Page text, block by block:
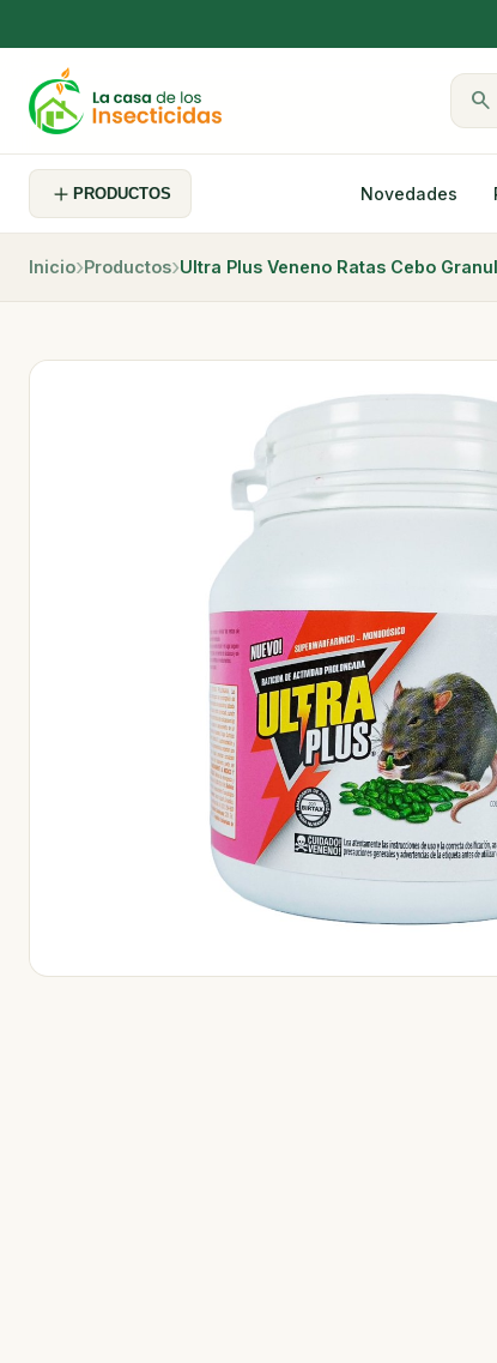
search
PRODUCTOS Novedades
Inicio Productos Ultra Plus Veneno Ratas Cebo